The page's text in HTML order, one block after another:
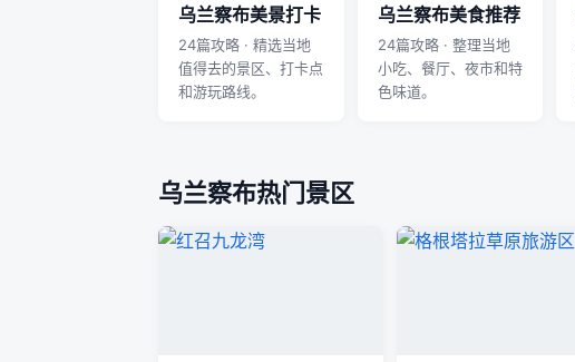
乌兰察布美景打卡
24篇攻略 · 精选当地
值得去的景区、打卡点
和游玩路线。
乌兰察布美食推荐
24篇攻略 · 整理当地
小吃、餐厅、夜市和特
色味道。
乌兰察布热门景区